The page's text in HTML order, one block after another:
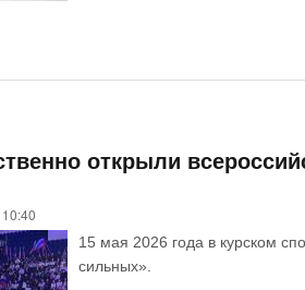
открыли
15 мая 2026 года в курском
сильных».